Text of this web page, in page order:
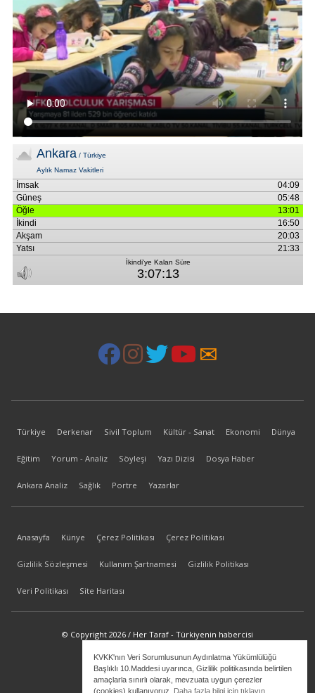
KVKK'nın Veri Sorumlusunun Aydınlatma Yükümlülüğü
Başlıklı 10.Maddesi uyarınca, Gizlilik politikasında belirtilen
amaçlarla sınırlı olarak, mevzuata uygun çerezler
(cookies) kullanıyoruz. Daha fazla bilgi için tıklayın
Türkiye Derkenar Sivil Toplum Kültür - Sanat Ekonomi Dünya
Eğitim Yorum - Analiz Söyleşi Yazı Dizisi Dosya Haber
Ankara Analiz Sağlık Portre Yazarlar
Anasayfa Künye Çerez Politikası Çerez Politikası
Gizlilik Sözleşmesi Kullanım Şartnamesi Gizlilik Politikası
Veri Politikası Site Haritası
© Copyright 2026 / Her Taraf - Türkiyenin habercisi
bilgi@hertaraf.com